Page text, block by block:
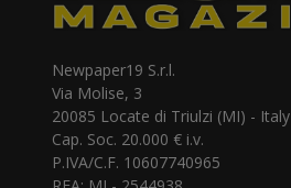
Newpaper19 S.r.l.
Via Molise, 3
20085 Locate di Triulzi (MI) - Italy
Cap. Soc. 20.000 € i.v.
P.IVA/C.F. 10607740965